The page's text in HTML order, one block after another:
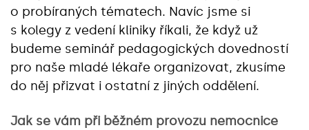
o probíraných tématech. Navíc jsme si
s kolegy z vedení kliniky říkali, že když už
budeme seminář pedagogických dovedností
pro naše mladé lékaře organizovat, zkusíme
do něj přizvat i ostatní z jiných oddělení.
Jak se vám při běžném provozu nemocnice